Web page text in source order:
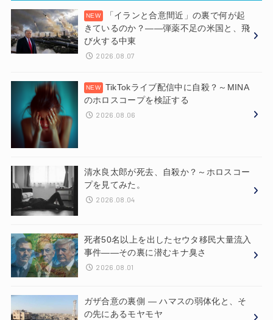
「イランと合意間近」の裏で何が起
きているのか？——弾薬不足の米国と、飛
び火する中東
2026.08.07
TikTokライブ配信中に自殺？～MINA
のホロスコープを検証する
2026.08.06
清水良太郎が死去、自殺か？～ホロスコー
プを見てみた。
2026.08.04
死者50名以上を出したセウタ移民大量流入
事件——その裏に潜むキナ臭さ
2026.08.01
ガザ合意の裏側 ― ハマスの弱体化と、そ
の先にあるモヤモヤ